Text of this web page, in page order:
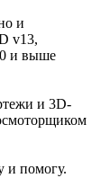
и
v13,
и выше
и 3D-
и помогу.